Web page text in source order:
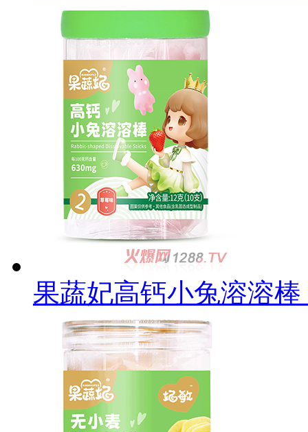
果蔬妃高钙小兔溶溶